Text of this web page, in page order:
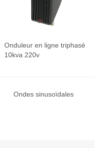
Onduleur en ligne triphasé
10kva 220v
Ondes sinusoïdales